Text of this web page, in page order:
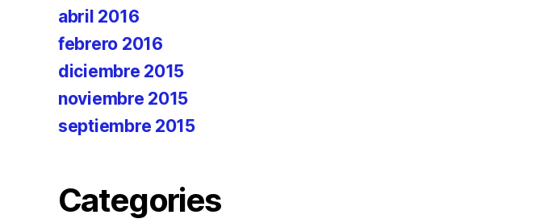
abril 2016
febrero 2016
diciembre 2015
noviembre 2015
septiembre 2015
Categories